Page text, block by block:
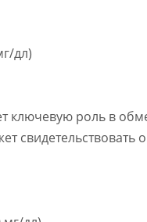
дл)
ключевую роль в